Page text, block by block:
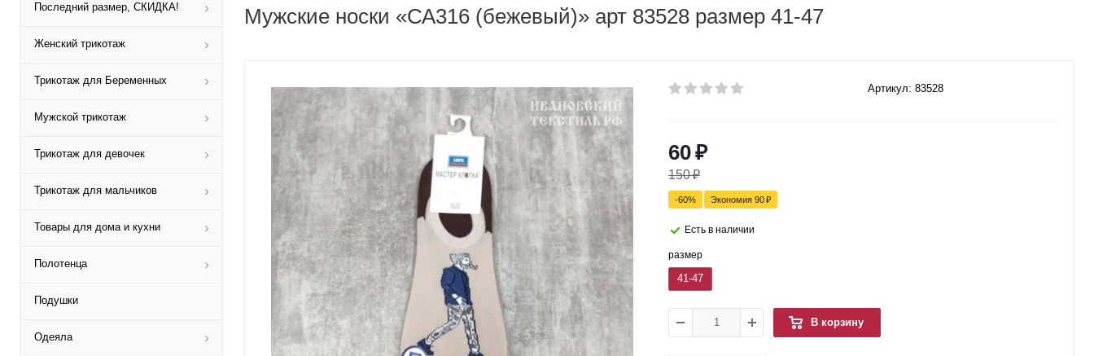
Последний размер, СКИДКА!
Женский трикотаж
Трикотаж для Беременных
Мужской трикотаж
Трикотаж для девочек
Трикотаж для мальчиков
Товары для дома и кухни
Полотенца
Подушки
Одеяла
Мужские носки «СА316 (бежевый)» арт 83528 размер 41-47
Артикул: 83528
60₽
150₽
-60% Экономия 90₽
Есть в наличии
размер
41-47
В корзину